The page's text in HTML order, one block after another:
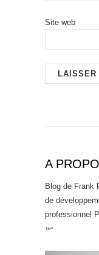
Site web
A
Blog de Frank
de
professionnel
™"